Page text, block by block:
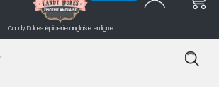
Candy Dukes épicerie anglaise en ligne